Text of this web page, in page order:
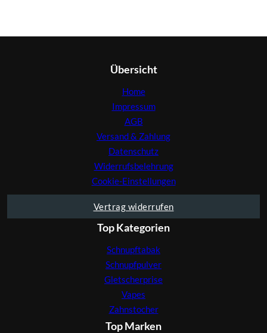
Übersicht
Home
Impressum
AGB
Versand & Zahlung
Datenschutz
Widerrufsbelehrung
Cookie-Einstellungen
Vertrag widerrufen
Top Kategorien
Schnupftabak
Schnupfpulver
Gletscherprise
Vapes
Zahnstocher
Top Marken